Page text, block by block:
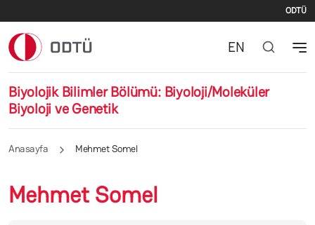
ODTÜ
Biyolojik Bilimler Bölümü: Biyoloji/Moleküler
Biyoloji ve Genetik
EN
Anasayfa Mehmet Somel
Mehmet Somel